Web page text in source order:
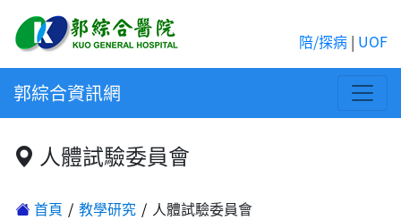
陪/探病 | UOF
郭綜合資訊網
人體試驗委員會
首頁 教學研究 人體試驗委員會